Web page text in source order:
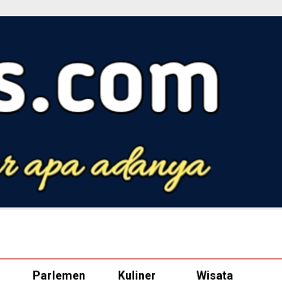
Parlemen Kuliner Wisata